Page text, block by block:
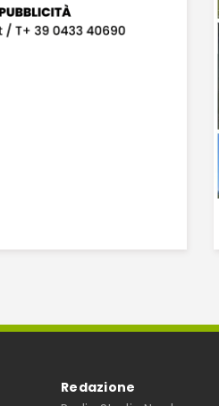
Redazione